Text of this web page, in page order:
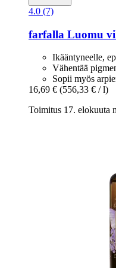
4.0 (7)
farfalla Luomu
Ikääntyneelle,
Vähentää
Sopii myös
16,69 € (556,33 € / l)
Toimitus 17. elokuuta